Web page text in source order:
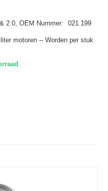
2.0, OEM Nummer:
021 199
motoren -- Worden per stuk